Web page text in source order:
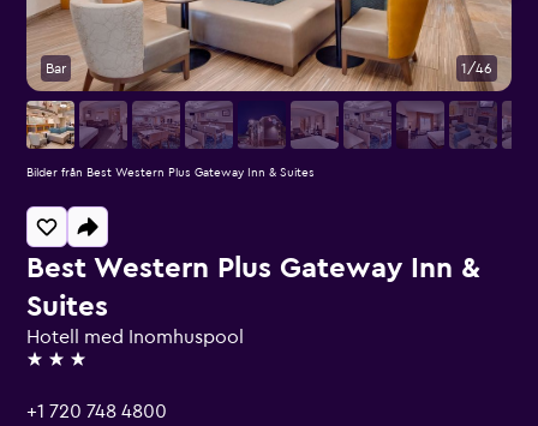
Best Western Plus Gateway Inn &
Suites
Hotell med Inomhuspool
3 stjärnor
+1 720 748 4800
Bar 1/46
Bilder från Best Western Plus Gateway Inn & Suites